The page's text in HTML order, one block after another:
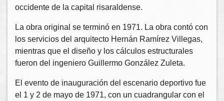
occidente de la capital risaraldense.
La obra original se terminó en 1971. La obra contó con
los servicios del arquitecto Hernán Ramírez Villegas,
mientras que el diseño y los cálculos estructurales
fueron del ingeniero Guillermo González Zuleta.
El evento de inauguración del escenario deportivo fue
el 1 y 2 de mayo de 1971, con un cuadrangular con el